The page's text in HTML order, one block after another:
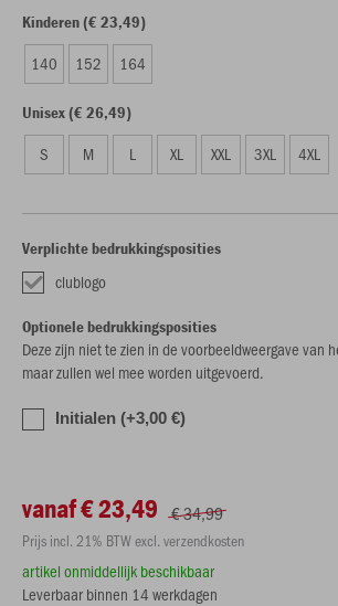
Kinderen (€ 23,49)
140 152 164
Unisex (€ 26,49)
S M L XL XXL 3XL 4XL
Verplichte bedrukkingsposities
clublogo
Optionele bedrukkingsposities
Deze zijn niet te zien in de voorbeeldweergave van
maar zullen wel mee worden uitgevoerd.
Initialen (+3,00 €)
vanaf € 23,49 € 34,99
Prijs incl. 21% BTW excl. verzendkosten
artikel onmiddellijk beschikbaar
Leverbaar binnen 14 werkdagen